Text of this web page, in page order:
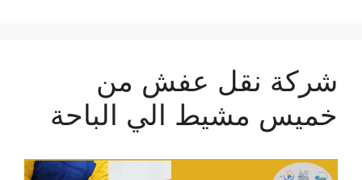
شركة نقل عفش من
خميس مشيط الي الباحة